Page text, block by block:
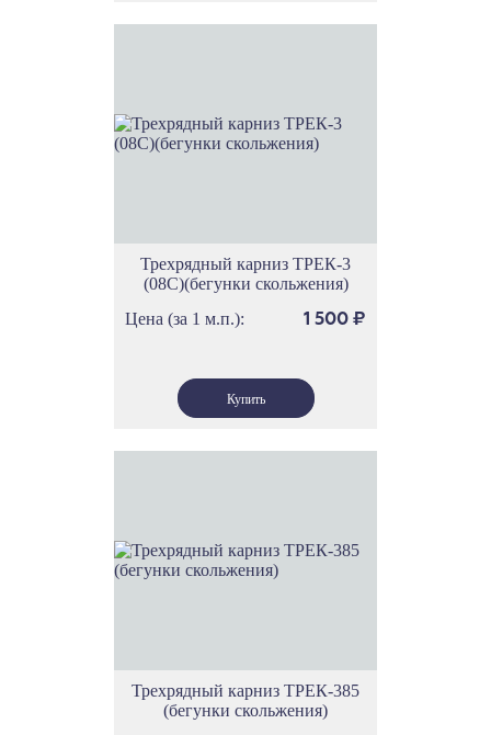
Трехрядный карниз ТРЕК-3
(08С)(бегунки скольжения)
Цена (за 1 м.п.):
1 500 ₽
Трехрядный карниз ТРЕК-385
(бегунки скольжения)